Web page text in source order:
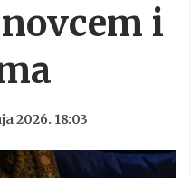
i
2026. 18:03